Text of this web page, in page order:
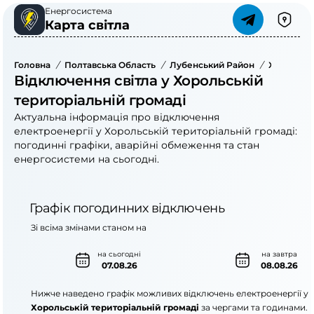
Енергосистема
Карта світла
Головна / Полтавська Область / Лубенський Район /
Відключення світла у Хорольській
територіальній громаді
Актуальна інформація про відключення
електроенергії у Хорольській територіальній громаді:
погодинні графіки, аварійні обмеження та стан
енергосистеми на сьогодні.
Графік погодинних відключень
на сьогодні
07.08.26
на завтра
08.08.26
Зі всіма змінами станом на
Нижче наведено графік можливих відключень електроенергії у
Хорольській територіальній громаді за чергами та годинами.